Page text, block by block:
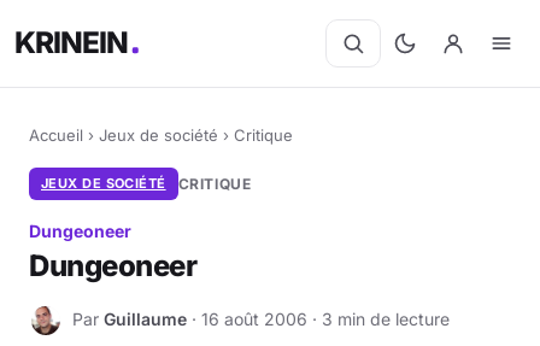
KRINEIN
Accueil › Jeux de société › Critique
JEUX DE SOCIÉTÉ CRITIQUE
Dungeoneer
Dungeoneer
G Par Guillaume · 16 août 2006 · 3 min de lecture